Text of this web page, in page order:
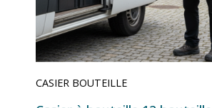
CASIER BOUTEILLE